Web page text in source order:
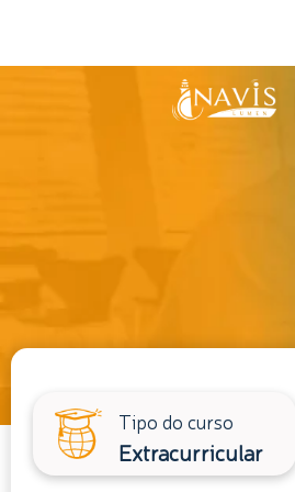
o
Tipo do curso
Extracurricular